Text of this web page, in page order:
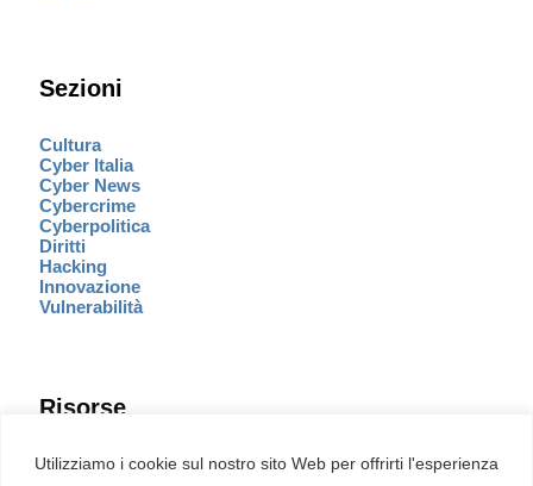
Utilizziamo i cookie sul nostro sito Web per offrirti l'esperienza
Sezioni
Cultura
Cyber Italia
Cyber News
Cybercrime
Cyberpolitica
Diritti
Hacking
Innovazione
Vulnerabilità
Risorse
Eventi